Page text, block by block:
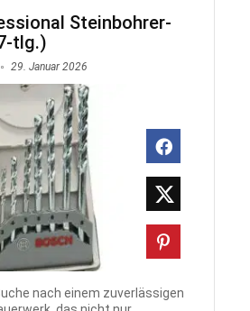
Steinbohrer-
tlg.)
29. Januar 2026
nach einem zuverlässigen